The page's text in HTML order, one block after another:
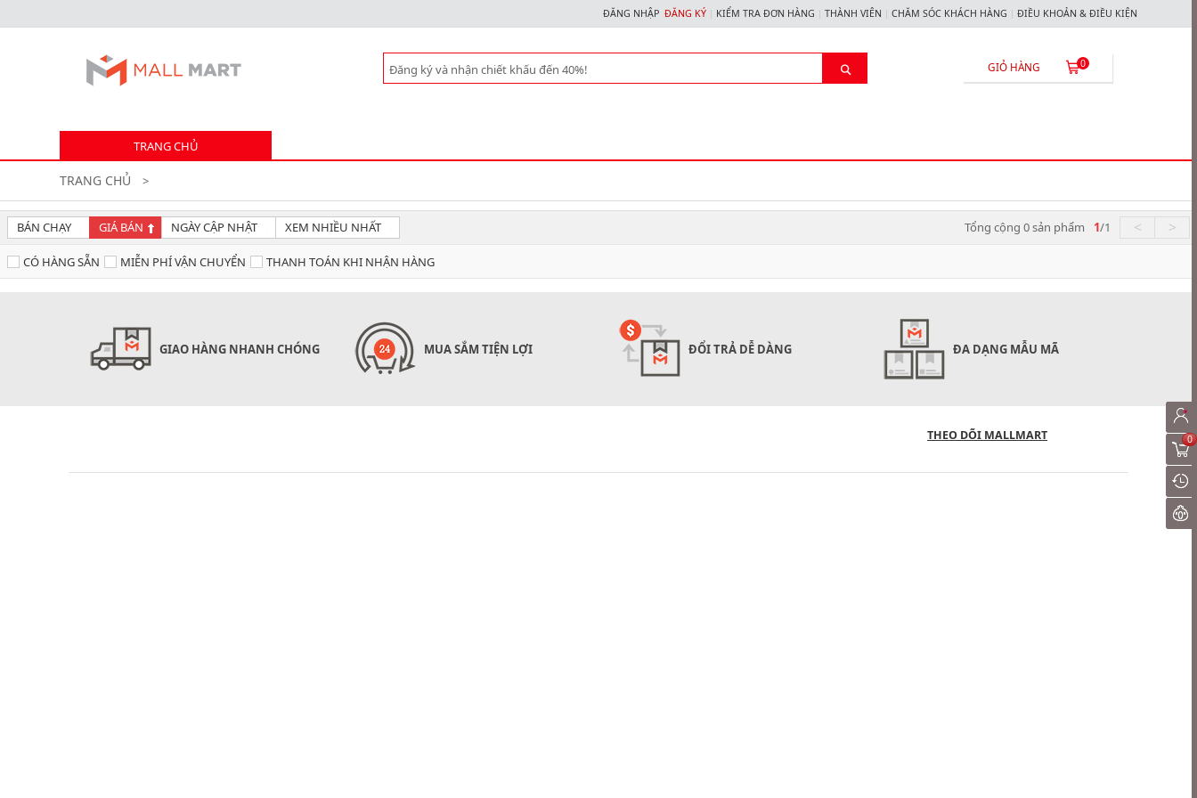
ĐĂNG NHẬP ĐĂNG KÝ KIỂM TRA ĐƠN HÀNG THÀNH VIÊN CHĂM SÓC KHÁCH HÀNG ĐIỀU KHOẢN & ĐIỀU KIỆN
 0

GIỎ HÀNG
TRANG CHỦ
TRANG CHỦ >
BÁN CHẠY GIÁ BÁN NGÀY CẬP NHẬT XEM NHIỀU NHẤT 1/1 < >
Tổng cộng 0sản phẩm
CÓ HÀNG SẴN MIỄN PHÍ VẬN CHUYỂN THANH TOÁN KHI NHẬN HÀNG
GIAO HÀNG NHANH CHÓNG MUA SẮM TIỆN LỢI ĐỔI TRẢ DỄ DÀNG ĐA DẠNG MẪU MÃ
THEO DÕI MALLMART 0